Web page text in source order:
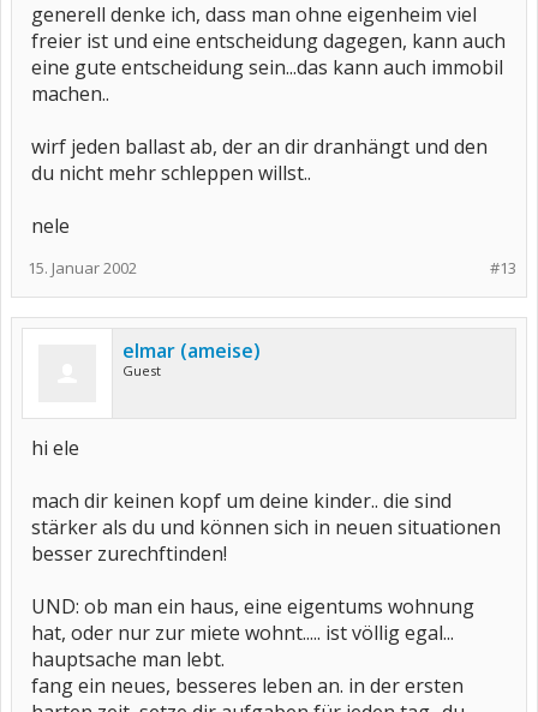
generell denke ich, dass man ohne eigenheim viel
freier ist und eine entscheidung dagegen, kann auch
eine gute entscheidung sein...das kann auch immobil
machen..
wirf jeden ballast ab, der an dir dranhängt und den
du nicht mehr schleppen willst..
nele
#13
15. Januar 2002
elmar (ameise)
Guest
hi ele
mach dir keinen kopf um deine kinder.. die sind
stärker als du und können sich in neuen situationen
besser zurechftinden!
UND: ob man ein haus, eine eigentums wohnung
hat, oder nur zur miete wohnt..... ist völlig egal...
hauptsache man lebt.
fang ein neues, besseres leben an. in der ersten